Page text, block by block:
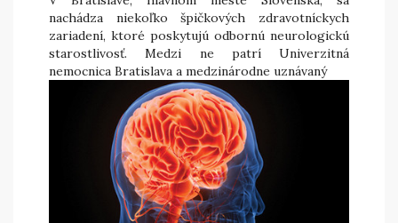
nachádza niekoľko špičkových zdravotníckych
zariadení, ktoré poskytujú odbornú neurologickú
starostlivosť. Medzi ne patrí Univerzitná
nemocnica Bratislava a medzinárodne uznávaný